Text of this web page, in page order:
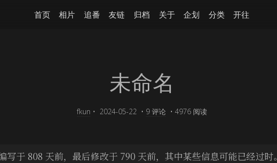
首页 相片 追番 友链 归档 关于 企划 分类 开往
未命名
fkun • 2024-05-22• 9 评论• 4976 阅读
写于 808 天前，最后修改于 790 天前，其中某些信息可能已经过时。